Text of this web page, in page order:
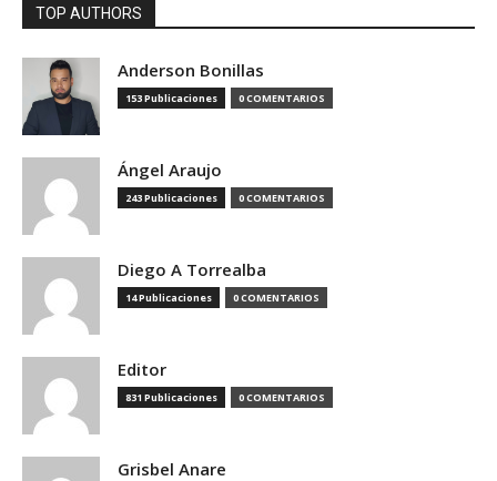
TOP AUTHORS
Anderson Bonillas
153 Publicaciones 0 COMENTARIOS
Ángel Araujo
243 Publicaciones 0 COMENTARIOS
Diego A Torrealba
14 Publicaciones 0 COMENTARIOS
Editor
831 Publicaciones 0 COMENTARIOS
Grisbel Anare